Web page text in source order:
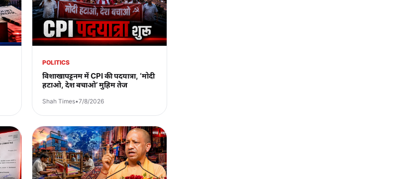
POLITICS
विशाखापट्टनम में CPI की पदयात्रा, ‘मोदी
हटाओ, देश बचाओ’ मुहिम तेज
Shah Times•7/8/2026